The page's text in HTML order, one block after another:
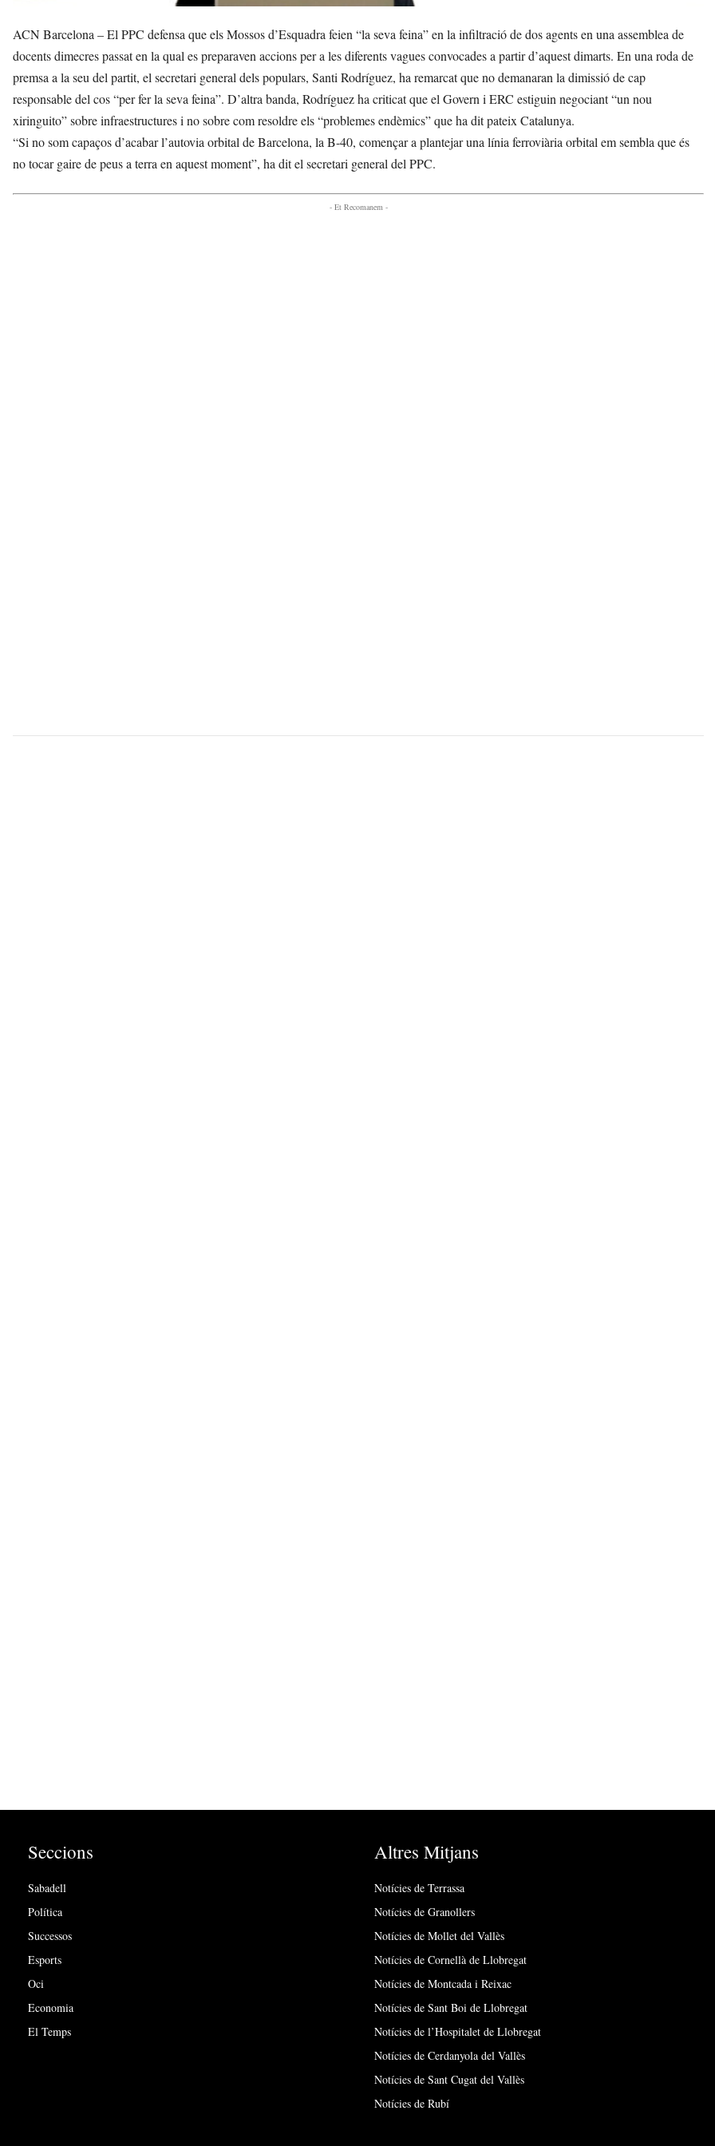
ACN Barcelona – El PPC defensa que els Mossos d’Esquadra feien “la seva feina” en la infiltració de dos agents en una assemblea de
docents dimecres passat en la qual es preparaven accions per a les diferents vagues convocades a partir d’aquest dimarts. En una roda de
premsa a la seu del partit, el secretari general dels populars, Santi Rodríguez, ha remarcat que no demanaran la dimissió de cap
responsable del cos “per fer la seva feina”. D’altra banda, Rodríguez ha criticat que el Govern i ERC estiguin negociant “un nou
xiringuito” sobre infraestructures i no sobre com resoldre els “problemes endèmics” que ha dit pateix Catalunya.
“Si no som capaços d’acabar l’autovia orbital de Barcelona, la B-40, començar a plantejar una línia ferroviària orbital em sembla que és
no tocar gaire de peus a terra en aquest moment”, ha dit el secretari general del PPC.
- Et Recomanem -
Seccions
Sabadell
Política
Successos
Esports
Oci
Economia
El Temps
Altres Mitjans
Notícies de Terrassa
Notícies de Granollers
Notícies de Mollet del Vallès
Notícies de Cornellà de Llobregat
Notícies de Montcada i Reixac
Notícies de Sant Boi de Llobregat
Notícies de l’Hospitalet de Llobregat
Notícies de Cerdanyola del Vallès
Notícies de Sant Cugat del Vallès
Notícies de Rubí